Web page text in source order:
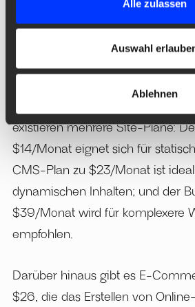
Alle zulassen
Auswahl
Ablehnen
einem kostenlosen Starter-Plan
die essentiellen Funktionen zur
bereitstellt. Dieser ist zeitlich
existieren mehrere Site-Pläne:
$14/Monat eignet sich für
CMS-Plan zu $23/Monat ist
dynamischen Inhalten; und der
$39/Monat wird für komplexere
empfohlen.
Darüber hinaus gibt es E-
$26, die das Erstellen von